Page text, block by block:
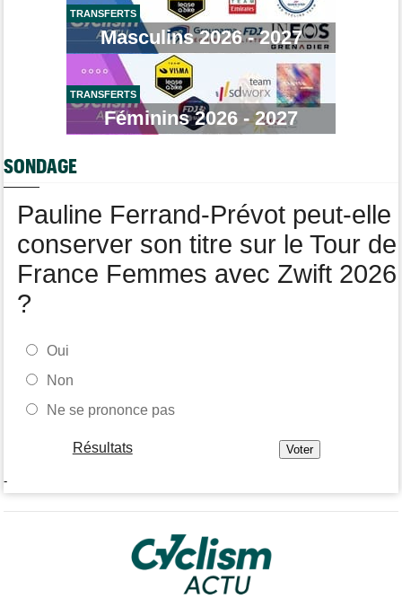
Tour de France Femmes
Puck Pieterse : "Je vise le maillot à pois..."
13:36
Tour de France Femmes
Marlen Reusser, maillot jaune : "Le Mont Ventoux, on verra"
Agenda
Le Tour Femmes, Pologne, Burgos… le programme de la fin de
Parcours, favoris, profil… La 7e étape et le Mont Ventoux !
TRANSFERTS
Masculins 2026 - 2027
TRANSFERTS
Féminins 2026 - 2027
SONDAGE
Pauline Ferrand-Prévot peut-elle
conserver son titre sur le Tour de
France Femmes avec Zwift 2026
?
Oui
Non
Ne se prononce pas
Résultats
-